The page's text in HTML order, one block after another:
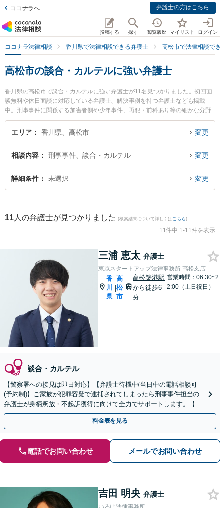
ココナラへ 弁護士の方はこちら
投稿する 探す 閲覧履歴 マイリスト ログイン
ココナラ法律相談 香川県で法律相談できる弁護士 高松市で法律相談で
高松市の談合・カルテルに強い弁護士
香川県の高松市で談合・カルテルに強い弁護士が11名見つかりました。初回面
談無料や休日面談に対応している弁護士、解決事例を持つ弁護士なども掲載
中。刑事事件に関係する加害者側や少年事件、再犯・前科あり等の細かな分野
での絞り込み検索もでき便利です。特に東京スタートアップ法律事務所 高松支
店の三浦 恵太弁護士やいろは法律事務所の吉田 明央弁護士、小早川法律事務所
に弁護士に相談したい』『談合・カルテルのトラブル解決の実績豊富な近くの
弁護士を検索したい』『初回相談無料で談合・カルテルを法律相談できる高松
市内の弁護士に相談予約したい』などでお困りの相談者さんにおすすめです。
エリア 香川県、高松市 変更
相談内容 刑事事件、談合・カルテル 変更
詳細条件 未選択 変更
11 人の弁護士が見つかりました (検索結果について詳しくは こちら)
11件中 1-11件を表示
三浦 恵太 弁護士
東京スタートアップ法律事務所 高松支店
香
川
県
|
高
松
市
高松築港駅
から徒歩6
分
営業時間：06:30~2
2:00（土日祝日）
談合・カルテル
【警察署への接見は即日対応】【弁護士待機中/当日中の電話相談可
(予約制)】ご家族が犯罪容疑で逮捕されてしまったら刑事事件担当の
弁護士が身柄釈放・不起訴獲得に向けて全力でサポートします。【毎
月100名以上の相談実績】【香川県対応】
料金表を見る
電話でお問い合わせ メールでお問い合わせ
吉田 明央 弁護士
いろは法律事務所